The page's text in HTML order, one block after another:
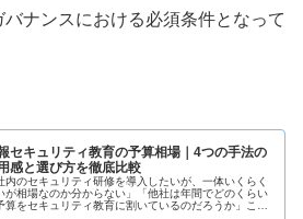
ナンスにおける必須条件となって
セキュリティ教育の予算相場｜4つの手法の
感と選び方を徹底比較
内のセキュリティ研修を導入したいが、一体いくらく
が相場なのか分からない」「他社は年間でどのくらい
算をセキュリティ教育に割いているのだろうか」この